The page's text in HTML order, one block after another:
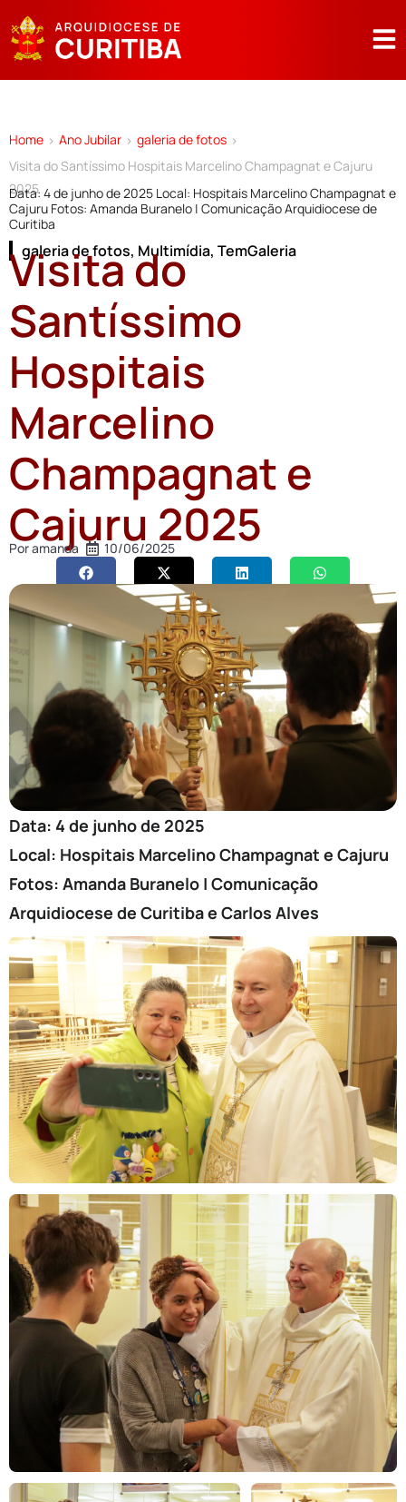
Home > Ano Jubilar > galeria de fotos >
Visita do Santíssimo Hospitais Marcelino Champagnat e Cajuru
2025
Data: 4 de junho de 2025 Local: Hospitais Marcelino Champagnat e
Cajuru Fotos: Amanda Buranelo | Comunicação Arquidiocese de
Curitiba
galeria de fotos, Multimídia, TemGaleria
Visita do
Santíssimo
Hospitais
Marcelino
Champagnat e
Cajuru 2025
Poramanda 10/06/2025
Data: 4 de junho de 2025
Local: Hospitais Marcelino Champagnat e Cajuru
Fotos: Amanda Buranelo | Comunicação
Arquidiocese de Curitiba e Carlos Alves